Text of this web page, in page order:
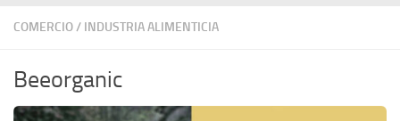
COMERCIO/ INDUSTRIA ALIMENTICIA
Beeorganic